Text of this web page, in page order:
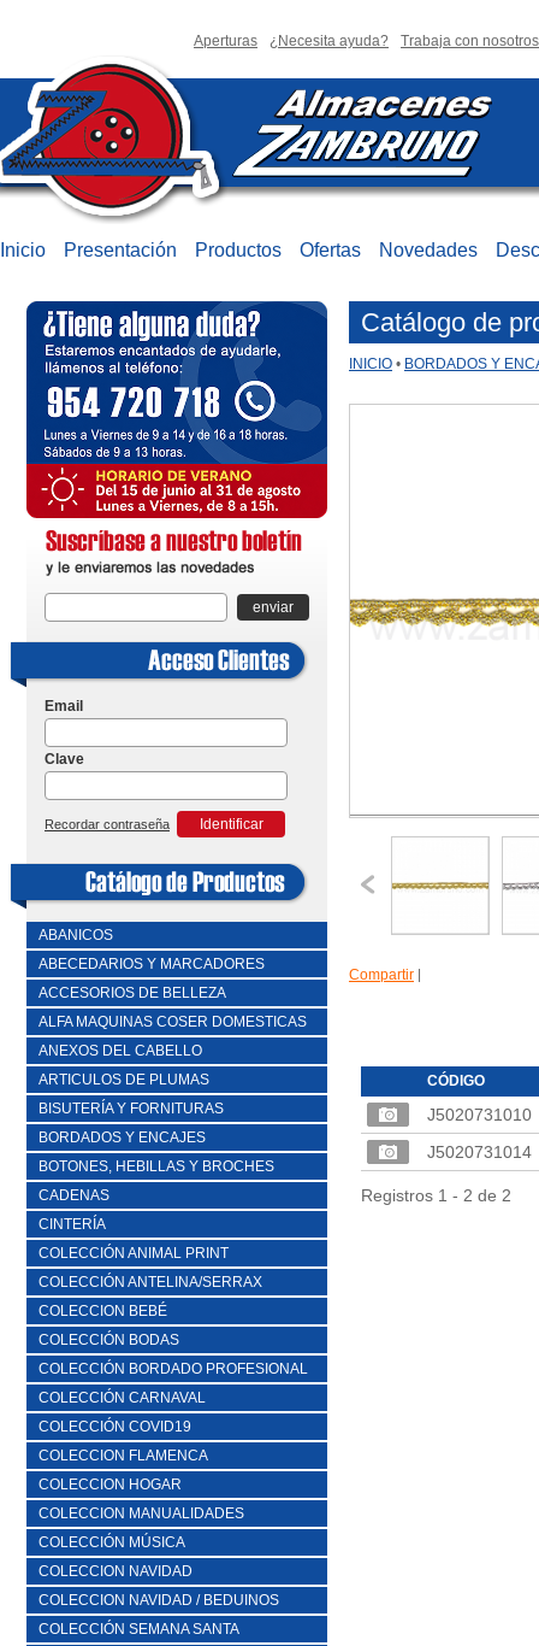
Trabaja con nosotros
¿Necesita ayuda?
Aperturas
Inicio Presentación Productos Ofertas Novedades
enviar
Email
Clave
Recordar contraseña Identificar
ABANICOS
ABECEDARIOS Y MARCADORES
ACCESORIOS DE BELLEZA
ALFA MAQUINAS COSER DOMESTICAS
ANEXOS DEL CABELLO
ARTICULOS DE PLUMAS
BISUTERÍA Y FORNITURAS
BORDADOS Y ENCAJES
BOTONES, HEBILLAS Y BROCHES
CADENAS
CINTERÍA
COLECCIÓN ANIMAL PRINT
COLECCIÓN ANTELINA/SERRAX
COLECCION BEBÉ
COLECCIÓN BODAS
COLECCIÓN BORDADO PROFESIONAL
COLECCIÓN CARNAVAL
COLECCIÓN COVID19
COLECCION FLAMENCA
COLECCION HOGAR
COLECCION MANUALIDADES
COLECCIÓN MÚSICA
COLECCION NAVIDAD
COLECCION NAVIDAD / BEDUINOS
COLECCIÓN SEMANA SANTA
Catálogo de
INICIO • BORDADOS Y
Compartir
CÓDIGO
J5020731010
J5020731014
Registros 1 - 2 de 2